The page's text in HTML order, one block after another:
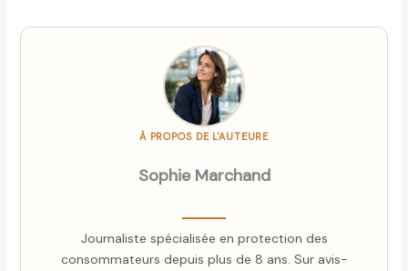
À PROPOS DE L'AUTEURE
Sophie Marchand
Journaliste spécialisée en protection des
consommateurs depuis plus de 8 ans. Sur avis-